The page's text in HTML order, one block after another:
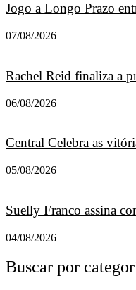
Jogo a Longo Prazo
07/08/2026
Rachel Reid finaliza a
06/08/2026
Central Celebra as
05/08/2026
Suelly Franco assina
04/08/2026
Buscar por